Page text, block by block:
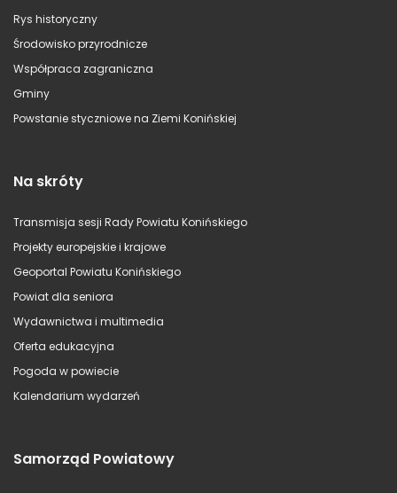
Rys historyczny
Środowisko przyrodnicze
Współpraca zagraniczna
Gminy
Powstanie styczniowe na Ziemi Konińskiej
Na skróty
Transmisja sesji Rady Powiatu Konińskiego
Projekty europejskie i krajowe
Geoportal Powiatu Konińskiego
Powiat dla seniora
Wydawnictwa i multimedia
Oferta edukacyjna
Pogoda w powiecie
Kalendarium wydarzeń
Samorząd Powiatowy